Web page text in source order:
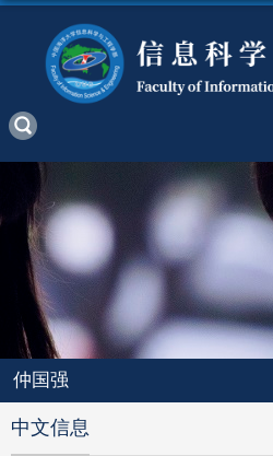
仲国强
中文信息